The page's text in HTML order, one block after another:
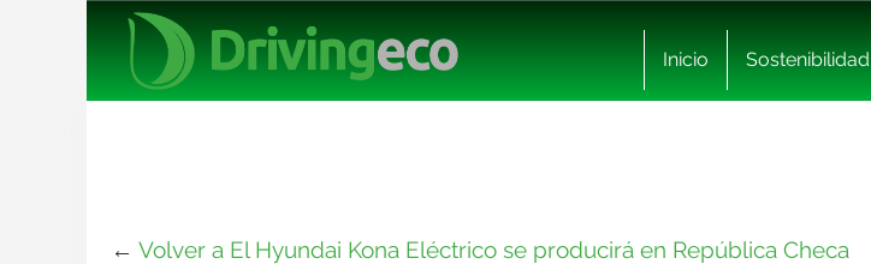
Inicio Sostenibilidad
← Volver a El Hyundai Kona Eléctrico se producirá en República Checa